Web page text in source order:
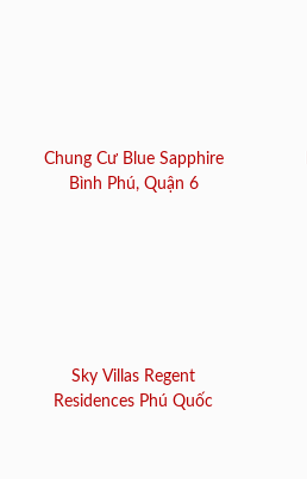
Chung Cư Blue Sapphire
Bình Phú, Quận 6
Sky Villas Regent
Residences Phú Quốc